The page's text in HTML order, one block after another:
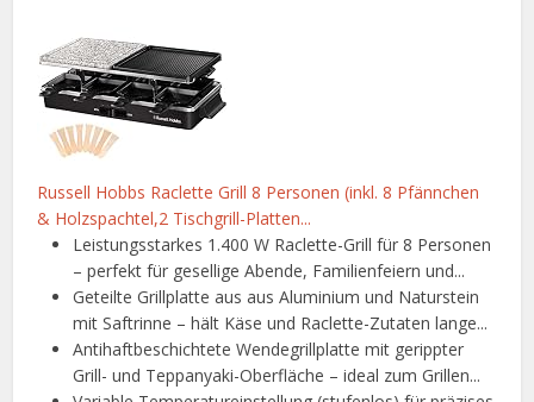
Russell Hobbs Raclette Grill 8 Personen (inkl. 8 Pfännchen
& Holzspachtel,2 Tischgrill-Platten...
Leistungsstarkes 1.400 W Raclette-Grill für 8 Personen
– perfekt für gesellige Abende, Familienfeiern und...
Geteilte Grillplatte aus aus Aluminium und Naturstein
mit Saftrinne – hält Käse und Raclette-Zutaten lange...
Antihaftbeschichtete Wendegrillplatte mit gerippter
Grill- und Teppanyaki-Oberfläche – ideal zum Grillen...